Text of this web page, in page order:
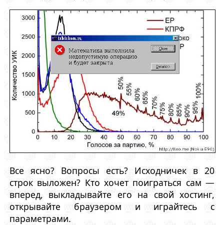
Все ясно? Вопросы есть? Исходничек в 20
строк выложен? Кто хочет поиграться сам —
вперед, выкладывайте его на свой хостинг,
открывайте браузером и играйтесь с
параметрами.